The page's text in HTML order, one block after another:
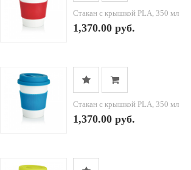
Стакан с крышкой PLA, 350 мл
1,370.00 руб.
Стакан с крышкой PLA, 350 мл
1,370.00 руб.